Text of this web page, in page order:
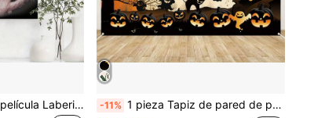
1 pieza Póster de la película Laberinto en lienzo de estilo vintage - Decoración de pared de película retro, detalles exquisitos, adecuado para sala de estar, dormitorio, amantes del cine y cafeterías vintage, obra de arte detallada, decoración de habitación perfecta, sin marco. -11% 1 pieza Tapiz de pared de poliéster de Halloween con diseños de calabaza y bruja; adecuado para colgar en interiores/exteriores, decoración versátil de habitación o jardín, y perfecto para celebraciones festivas.